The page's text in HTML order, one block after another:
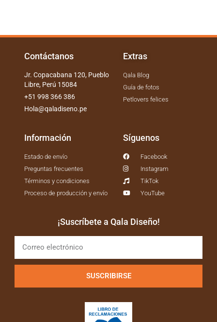
Contáctanos
Jr. Copacabana 120, Pueblo
Libre, Perú 15084
+51 998 366 386
Hola@qaladiseno.pe
Extras
Qala Blog
Guía de fotos
Petlovers felices
Información
Estado de envío
Preguntas frecuentes
Términos y condiciones
Proceso de producción y envío
Síguenos
Facebook
Instagram
TikTok
YouTube
¡Suscríbete a Qala Diseño!
SUSCRIBIRSE